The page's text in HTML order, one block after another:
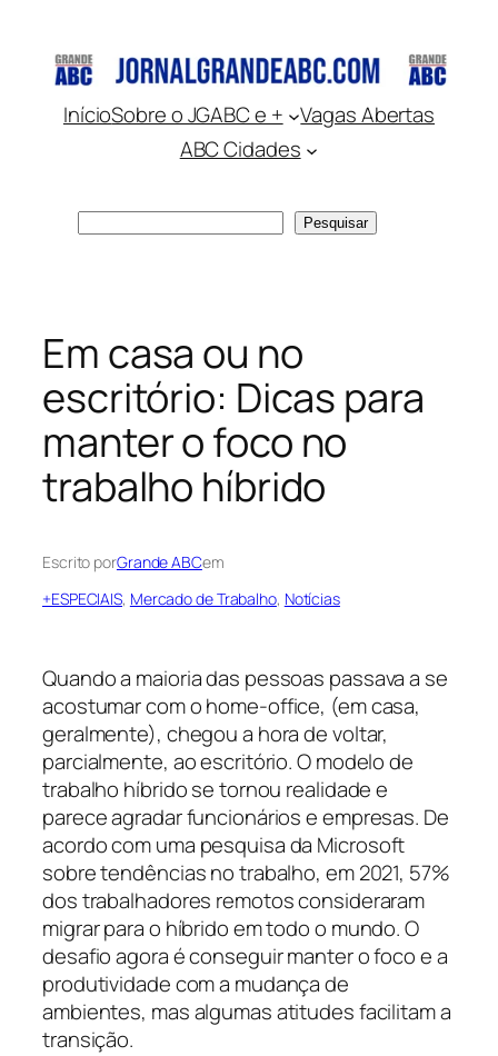
conteúdo
InícioSobre o JGABC e +
Vagas Abertas
ABC Cidades
Pesquisar
Em casa ou no
escritório: Dicas para
manter o foco no
trabalho híbrido
Escrito porGrande ABCem
+ESPECIAIS, Mercado de Trabalho, Notícias
Quando a maioria das pessoas passava a se
acostumar com o home-office, (em casa,
geralmente), chegou a hora de voltar,
parcialmente, ao escritório. O modelo de
trabalho híbrido se tornou realidade e
parece agradar funcionários e empresas. De
acordo com uma pesquisa da Microsoft
sobre tendências no trabalho, em 2021, 57%
dos trabalhadores remotos consideraram
migrar para o híbrido em todo o mundo. O
desafio agora é conseguir manter o foco e a
produtividade com a mudança de
ambientes, mas algumas atitudes facilitam a
transição.